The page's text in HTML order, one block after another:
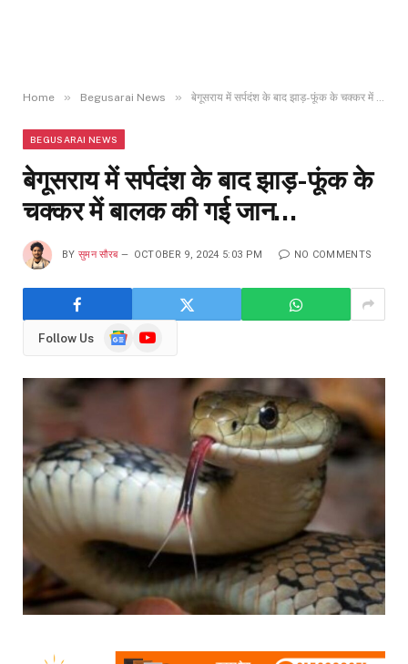
Home » Begusarai News » बेगूसराय में सर्पदंश के बाद झाड़-फूंक के चक्कर में बालक की गई जान…
BEGUSARAI NEWS
बेगूसराय में सर्पदंश के बाद झाड़-फूंक के
चक्कर में बालक की गई जान…
BY सुमन सौरब OCTOBER 9, 2024 5:03 PM NO COMMENTS
Follow Us
GoogleYouTube